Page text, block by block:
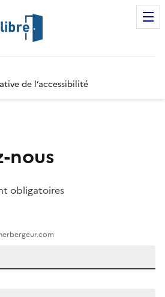
de l’accessibilité
nous
obligatoires